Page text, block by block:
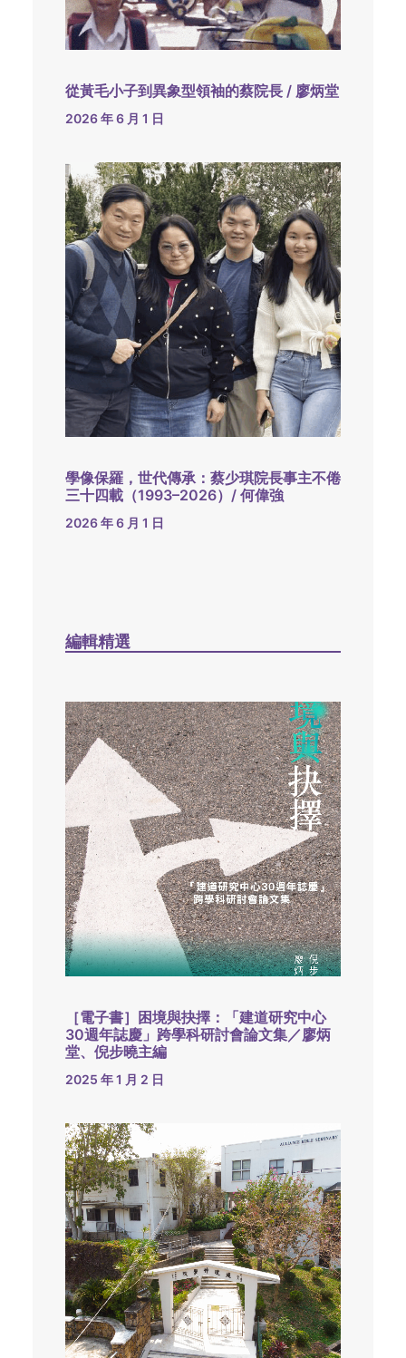
從黃毛小子到異象型領袖的蔡院長 / 廖炳堂
2026 年 6 月 1 日
學像保羅，世代傳承：蔡少琪院長事主不倦
三十四載（1993–2026）/ 何偉強
2026 年 6 月 1 日
編輯精選
［電子書］困境與抉擇：「建道研究中心
30週年誌慶」跨學科研討會論文集／廖炳
堂、倪步曉主編
2025 年 1 月 2 日